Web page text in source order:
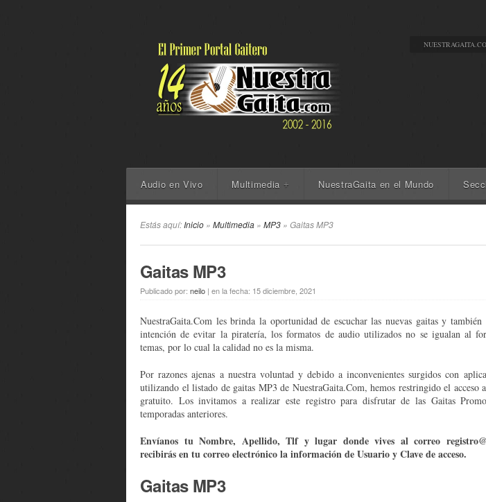
Audio en Vivo Multimedia + NuestraGaita en el Mundo
Estás aquí: Inicio » Multimedia » MP3 » Gaitas MP3
Gaitas MP3
Publicado por: neilo | en la fecha: 15 diciembre, 2021
NuestraGaita.Com les brinda la oportunidad de escuchar las nuevas gaitas y
intención de evitar la piratería, los formatos de audio utilizados no se igualan al
temas, por lo cual la calidad no es la misma.
Por razones ajenas a nuestra voluntad y debido a inconvenientes surgidos con
utilizando el listado de gaitas MP3 de NuestraGaita.Com, hemos restringido el acceso
gratuito. Los invitamos a realizar este registro para disfrutar de las Gaitas
temporadas anteriores.
Envíanos tu Nombre, Apellido, Tlf y lugar donde vives al correo
recibirás en tu correo electrónico la información de Usuario y Clave de acceso.
Gaitas MP3